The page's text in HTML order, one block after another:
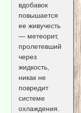
вдобавок
повышается
ее живучесть
— метеорит,
пролетевший
через
жидкость,
никак не
повредит
системе
охлаждения.